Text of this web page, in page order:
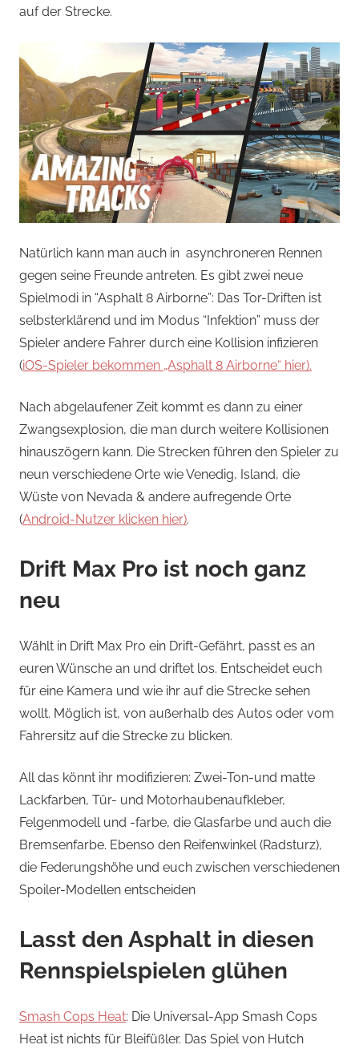
auf der Strecke.
Natürlich kann man auch in asynchroneren Rennen
gegen seine Freunde antreten. Es gibt zwei neue
Spielmodi in “Asphalt 8 Airborne”: Das Tor-Driften ist
selbsterklärend und im Modus “Infektion” muss der
Spieler andere Fahrer durch eine Kollision infizieren
(iOS-Spieler bekommen „Asphalt 8 Airborne“ hier).
Nach abgelaufener Zeit kommt es dann zu einer
Zwangsexplosion, die man durch weitere Kollisionen
hinauszögern kann. Die Strecken führen den Spieler zu
neun verschiedene Orte wie Venedig, Island, die
Wüste von Nevada & andere aufregende Orte
(Android-Nutzer klicken hier).
Drift Max Pro ist noch ganz
neu
Wählt in Drift Max Pro ein Drift-Gefährt, passt es an
euren Wünsche an und driftet los. Entscheidet euch
für eine Kamera und wie ihr auf die Strecke sehen
wollt. Möglich ist, von außerhalb des Autos oder vom
Fahrersitz auf die Strecke zu blicken.
All das könnt ihr modifizieren: Zwei-Ton-und matte
Lackfarben, Tür- und Motorhaubenaufkleber,
Felgenmodell und -farbe, die Glasfarbe und auch die
Bremsenfarbe. Ebenso den Reifenwinkel (Radsturz),
die Federungshöhe und euch zwischen verschiedenen
Spoiler-Modellen entscheiden
Lasst den Asphalt in diesen
Rennspielspielen glühen
Smash Cops Heat: Die Universal-App Smash Cops
Heat ist nichts für Bleifüßler. Das Spiel von Hutch